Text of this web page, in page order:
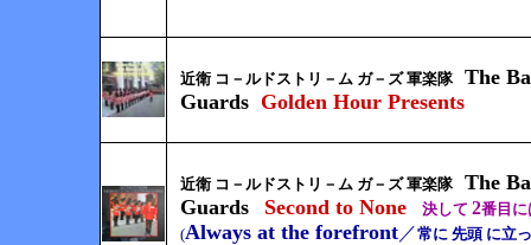
近衛 コ－ルドストリ－ム ガ－ズ 軍楽隊
The
Guards Golden Hour Presents
近衛 コ－ルドストリ－ム ガ－ズ 軍楽隊
The
Guards
Second to None 決して 2番目に
(Always at the forefront／常に 先頭 に立